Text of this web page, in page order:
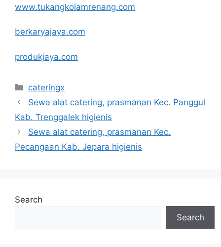
www.tukangkolamrenang.com
berkaryajaya.com
produkjaya.com
Categories
cateringx
Sewa alat catering, prasmanan Kec. Panggul
Kab. Trenggalek higienis
Sewa alat catering, prasmanan Kec.
Pecangaan Kab. Jepara higienis
Search
Search